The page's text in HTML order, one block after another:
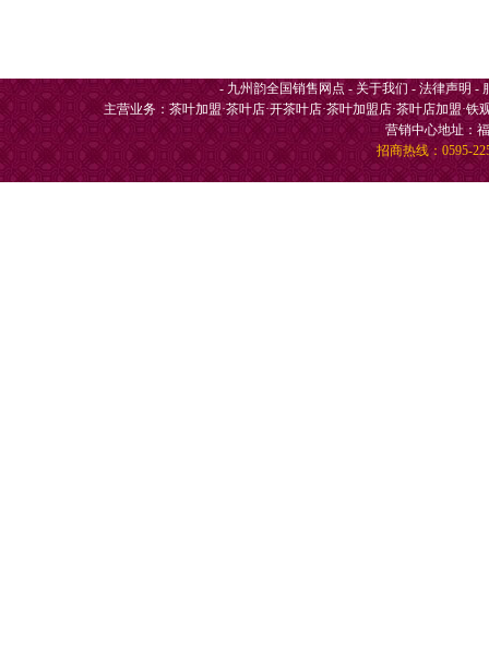
- 九州韵全国销售网点 - 关于我们 - 法律声明 -
主营业务： 茶叶加盟·茶叶店·开茶叶店·茶叶加盟店·茶叶店加盟·铁
营销中心地址：
招商热线：0595-